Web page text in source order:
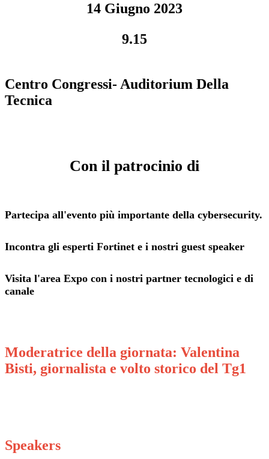
14 Giugno 2023
9.15
Centro Congressi- Auditorium Della
Tecnica
Con il patrocinio di
Partecipa all'evento più importante della cybersecurity.
Incontra gli esperti Fortinet e i nostri guest speaker
Visita l'area Expo con i nostri partner tecnologici e di
canale
Moderatrice della giornata: Valentina
Bisti, giornalista e volto storico del Tg1
Speakers